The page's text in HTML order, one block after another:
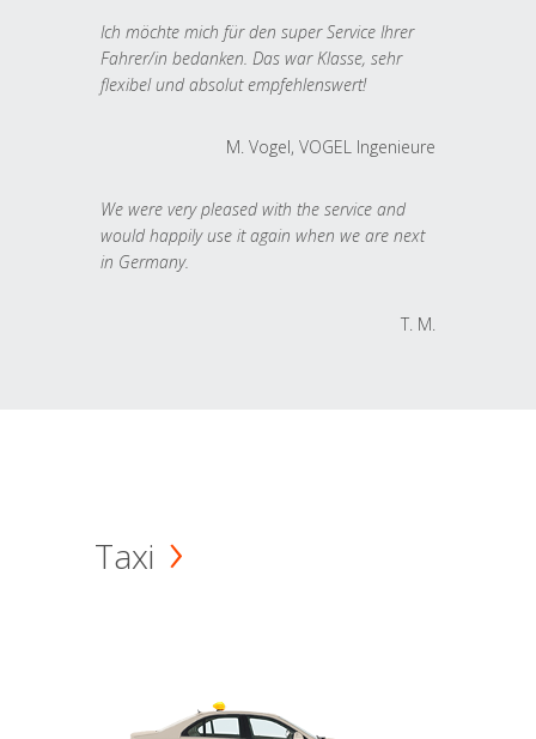
Ich möchte mich für den super Service Ihrer
Fahrer/in bedanken. Das war Klasse, sehr
flexibel und absolut empfehlenswert!
M. Vogel, VOGEL Ingenieure
We were very pleased with the service and
would happily use it again when we are next
in Germany.
T. M.
Taxi